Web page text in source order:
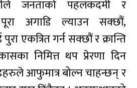
जनताको पहलकदमी र
पूरा अगाडि ल्याउन सक्छौं,
एकत्रित गर्न सक्छौं र क्रान्ति
निमित्त थप प्रेरणा दिन
आफुमात्र बोल्न चाहन्छन् र